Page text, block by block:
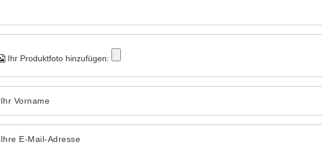
Ihr Produktfoto hinzufügen:
Ihr Vorname
Ihre E-Mail-Adresse